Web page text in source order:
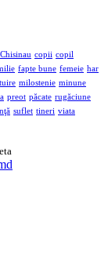
Chisinau copii copil
fapte bune femeie har
milostenie minune
preot păcate rugăciune
suflet tineri viata